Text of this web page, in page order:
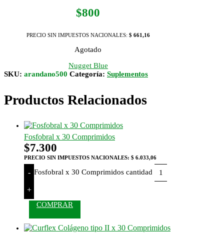
$800
PRECIO SIN IMPUESTOS NACIONALES: $ 661,16
Agotado
Nugget Blue
SKU: arandano500 Categoría: Suplementos
Productos Relacionados
Fosfobral x 30 Comprimidos
$7.300
PRECIO SIN IMPUESTOS NACIONALES: $ 6.033,06
- Fosfobral x 30 Comprimidos cantidad
+
COMPRAR